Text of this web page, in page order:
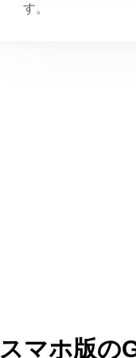
す。
スマホ版の